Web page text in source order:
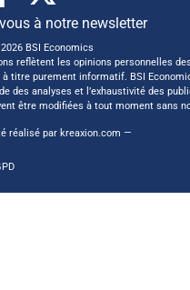
à notre newsletter
BSI Economics
reflètent les opinions personnelles
à titre purement informatif. BSI
des analyses et l’exhaustivité des
être modifiées à tout moment sans
réalisé par kreaxion.com —